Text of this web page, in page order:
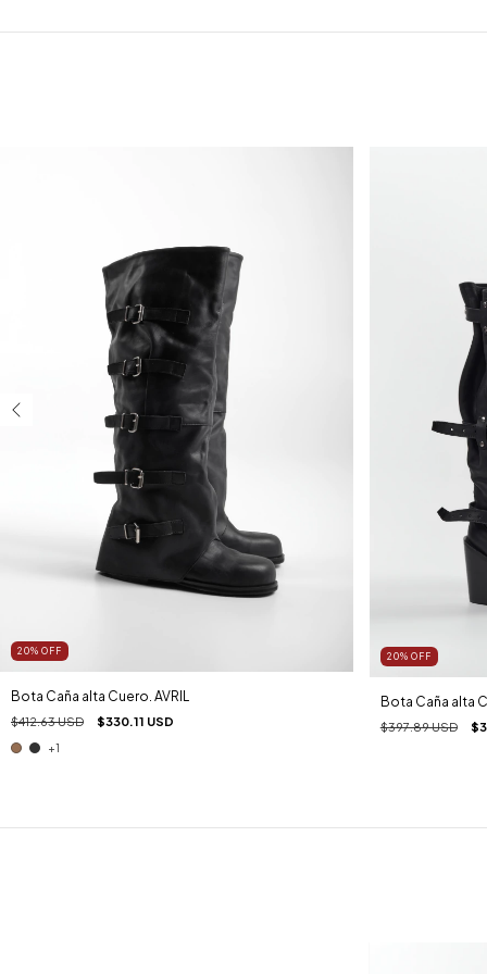
20% OFF
Bota Caña alta Cuero. AVRIL
$412.63 USD $330.11 USD
+1
20% OFF
Bota Caña alta
$397.89 USD